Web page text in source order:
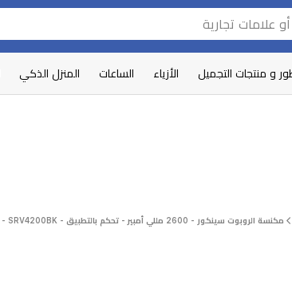
و منتجات التجميل الأزياء الساعات المنزل الذكي
مكنسة الروبوت سينكور - 2600 مللي أمبير - تحكم بالتطبيق - SRV4200BK - أسود